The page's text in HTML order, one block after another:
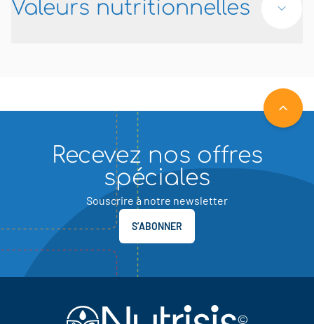
Valeurs nutritionnelles
Recevez nos offres
spéciales
Souscrire à notre newsletter
S’ABONNER